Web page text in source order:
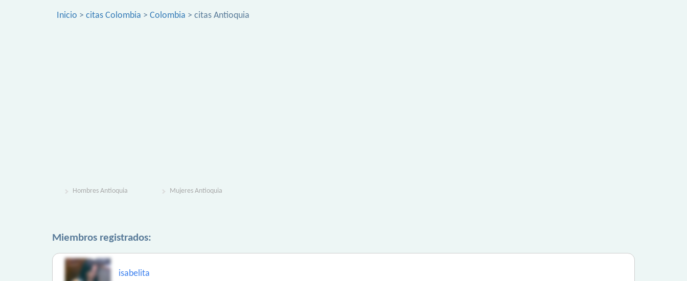
Inicio > citas Colombia > Colombia > citas Antioquia
Hombres Antioquia Mujeres Antioquia
Miembros registrados:
isabelita